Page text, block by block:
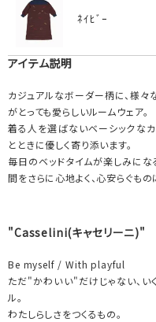
ﾈｲﾋﾞｰ
アイテム説明
カジュアルなボーダー柄に、様々
がとっても愛らしいルームウェア。
着る人を選ばないベーシックな
とときに優しく寄り添います。
毎日のベッドタイムが楽しみに
間をさらに心地よく、心安らぐもの
"Casselini(キャセリーニ)"
Be myself / With playful
ただ"かわいい"だけじゃない、い
ル。
わたしらしさをつくるもの。